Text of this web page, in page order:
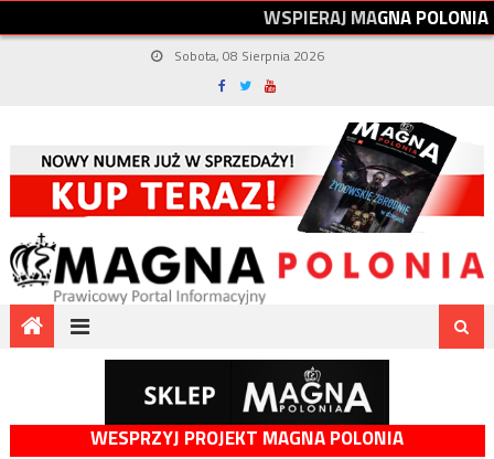
WSPIERAJMAGNAPOLONIA
Sobota, 08 Sierpnia 2026
WESPRZYJ PROJEKT MAGNA POLONIA